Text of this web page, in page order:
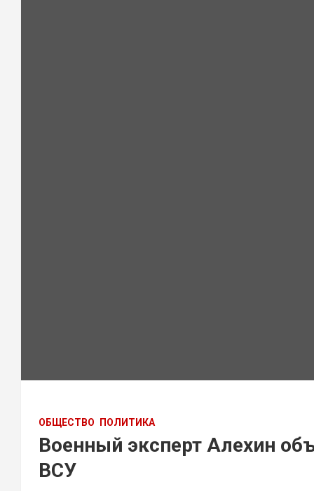
ОБЩЕСТВО ПОЛИТИКА
Военный эксперт Алехин
ВСУ